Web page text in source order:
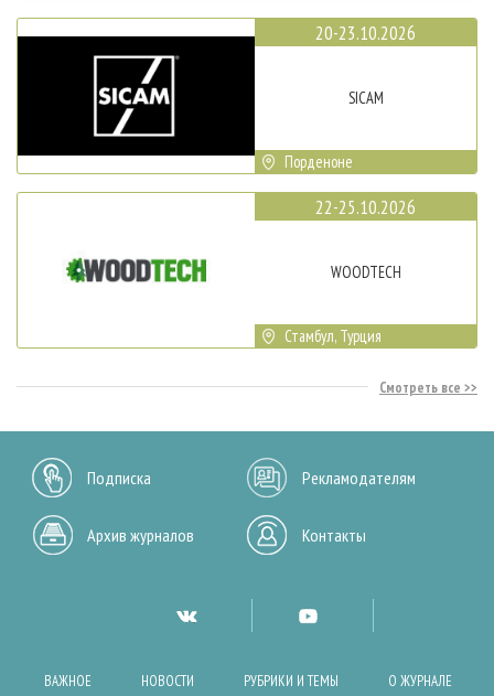
20-23.10.2026
SICAM
Порденоне
22-25.10.2026
WOODTECH
Стамбул, Турция
Смотреть все
Подписка Рекламодателям
Архив журналов Контакты
ВАЖНОЕ НОВОСТИ РУБРИКИ И ТЕМЫ О ЖУРНАЛЕ